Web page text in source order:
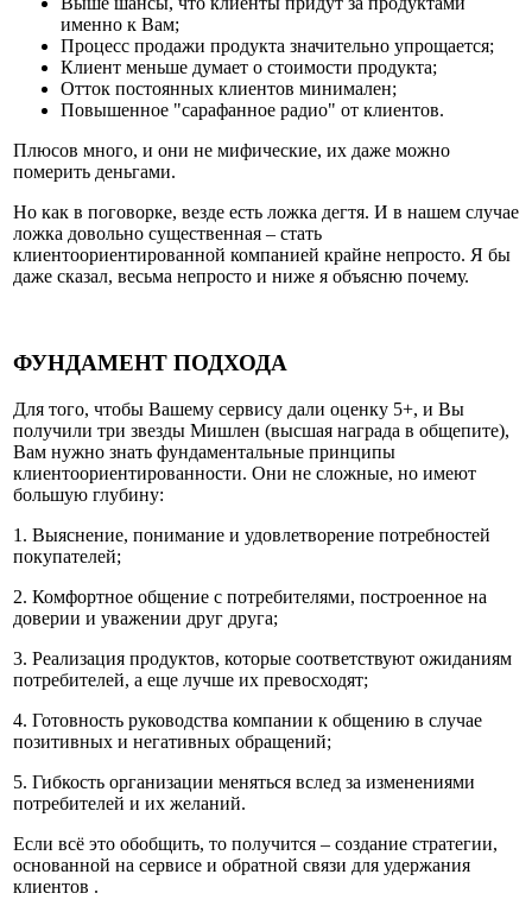
именно к Вам;
Процесс продажи продукта значительно упрощается;
Клиент меньше думает о стоимости продукта;
Отток постоянных клиентов минимален;
Повышенное "сарафанное радио" от клиентов.
Плюсов много, и они не мифические, их даже можно
померить деньгами.
Но как в поговорке, везде есть ложка дегтя. И в нашем случае
ложка довольно существенная – стать
клиентоориентированной компанией крайне непросто. Я бы
даже сказал, весьма непросто и ниже я объясню почему.
ФУНДАМЕНТ ПОДХОДА
Для того, чтобы Вашему сервису дали оценку 5+, и Вы
получили три звезды Мишлен (высшая награда в общепите),
Вам нужно знать фундаментальные принципы
клиентоориентированности. Они не сложные, но имеют
большую глубину:
1. Выяснение, понимание и удовлетворение потребностей
покупателей;
2. Комфортное общение с потребителями, построенное на
доверии и уважении друг друга;
3. Реализация продуктов, которые соответствуют ожиданиям
потребителей, а еще лучше их превосходят;
4. Готовность руководства компании к общению в случае
позитивных и негативных обращений;
5. Гибкость организации меняться вслед за изменениями
потребителей и их желаний.
Если всё это обобщить, то получится – создание стратегии,
основанной на сервисе и обратной связи для удержания
клиентов .